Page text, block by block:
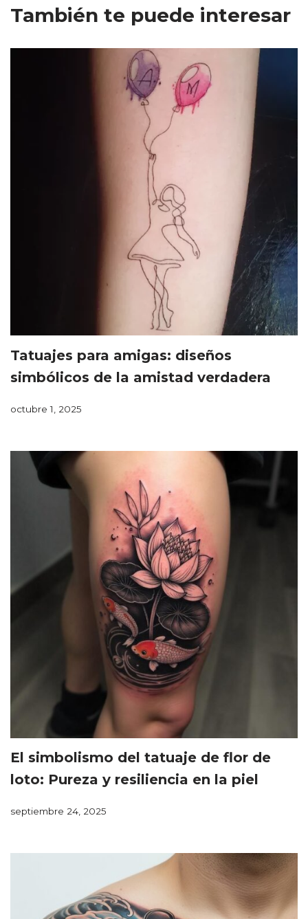
También te puede interesar
Tatuajes para amigas: diseños
simbólicos de la amistad verdadera
octubre 1, 2025
El simbolismo del tatuaje de flor de
loto: Pureza y resiliencia en la piel
septiembre 24, 2025